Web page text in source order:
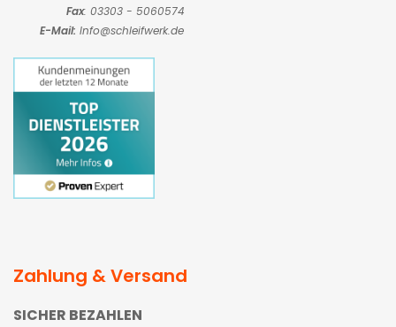
Fax: 03303 - 5060574
E-Mail: Info@schleifwerk.de
Zahlung & Versand
SICHER BEZAHLEN